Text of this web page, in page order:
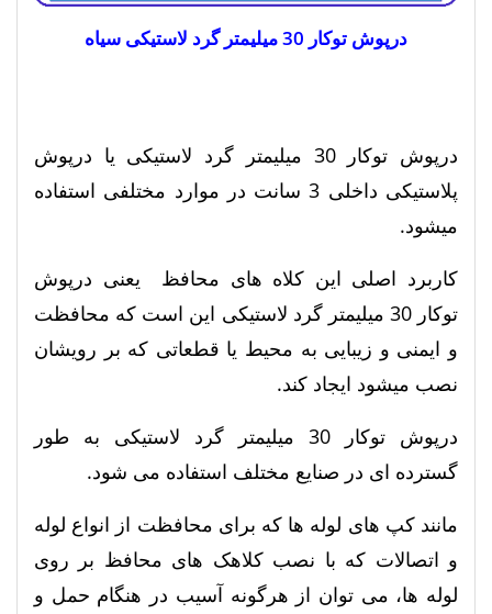
درپوش توکار 30 میلیمتر گرد لاستیکی سیاه
درپوش توکار 30 میلیمتر گرد لاستیکی یا درپوش
پلاستیکی داخلی 3 سانت در موارد مختلفی استفاده
میشود.
کاربرد اصلی این کلاه های محافظ یعنی درپوش
توکار 30 میلیمتر گرد لاستیکی این است که محافظت
و ایمنی و زیبایی به محیط یا قطعاتی که بر رویشان
نصب میشود ایجاد کند.
درپوش توکار 30 میلیمتر گرد لاستیکی به طور
گسترده ای در صنایع مختلف استفاده می شود.
مانند کپ های لوله ها که برای محافظت از انواع لوله
و اتصالات که با نصب کلاهک های محافظ بر روی
لوله ها، می توان از هرگونه آسیب در هنگام حمل و